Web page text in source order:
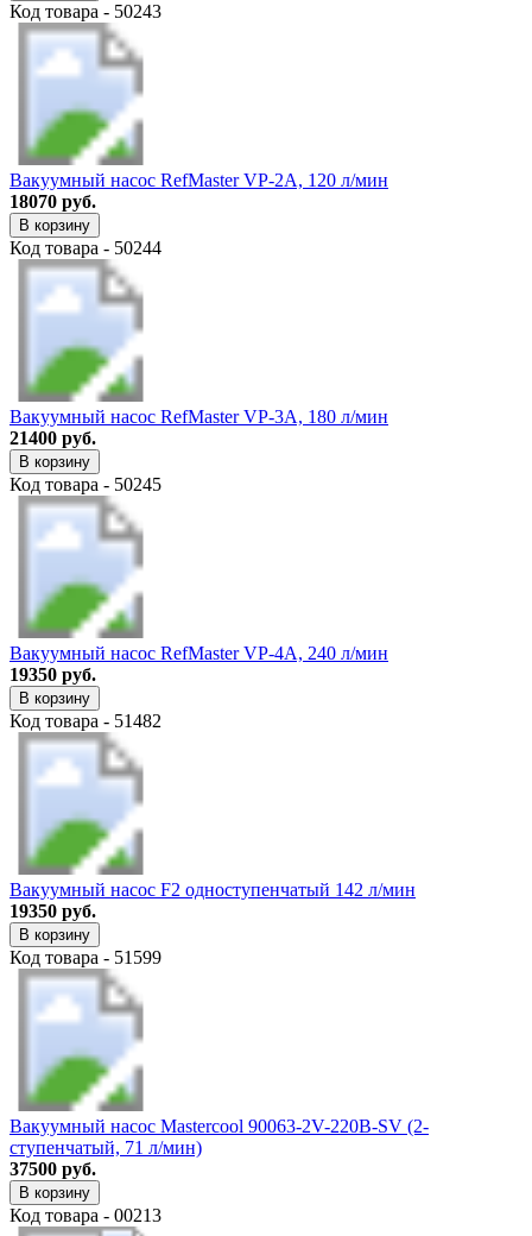
Код товара - 50243
Вакуумный насос RefMaster VP-2A, 120 л/мин
18070 руб.
В корзину
Код товара - 50244
Вакуумный насос RefMaster VP-3A, 180 л/мин
21400 руб.
В корзину
Код товара - 50245
Вакуумный насос RefMaster VP-4A, 240 л/мин
19350 руб.
В корзину
Код товара - 51482
Вакуумный насос F2 одноступенчатый 142 л/мин
19350 руб.
В корзину
Код товара - 51599
Вакуумный насос Mastercоol 90063-2V-220B-SV (2-
ступенчатый, 71 л/мин)
37500 руб.
В корзину
Код товара - 00213